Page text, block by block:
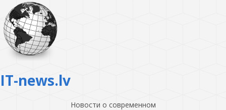
IT-news.lv
Новости о современном